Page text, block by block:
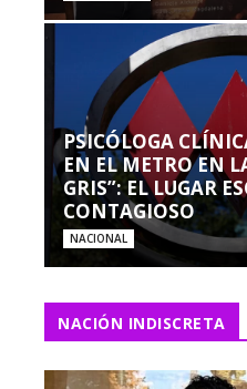
PSICÓLOGA
EN EL METRO EN
GRIS”: EL LUGAR
CONTAGIOSO
NACIONAL
NACIÓN INDISCRETA